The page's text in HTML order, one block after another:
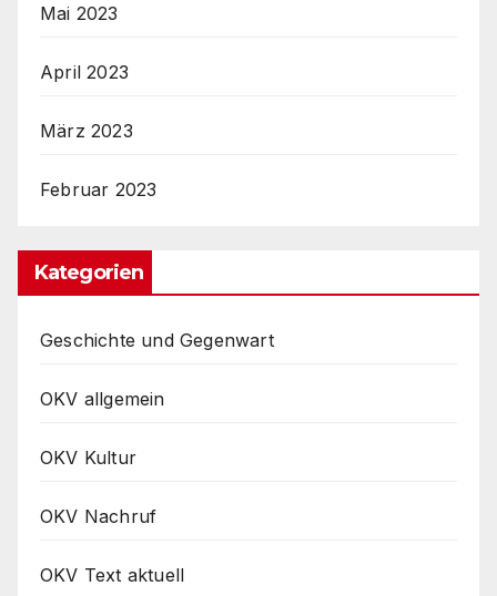
Mai 2023
April 2023
März 2023
Februar 2023
Kategorien
Geschichte und Gegenwart
OKV allgemein
OKV Kultur
OKV Nachruf
OKV Text aktuell